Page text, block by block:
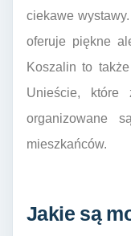
ciekawe
oferuje piękne
Koszalin to
Unieście, które
organizowane
mieszkańców.
Jakie są